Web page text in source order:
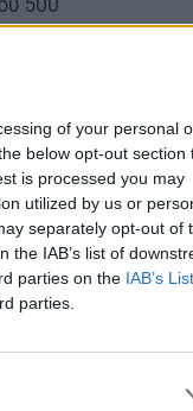
of your personal
below opt-out section
is processed you may
utilized by us or
separately opt-out of
IAB’s list of
parties on the IAB’s
parties.